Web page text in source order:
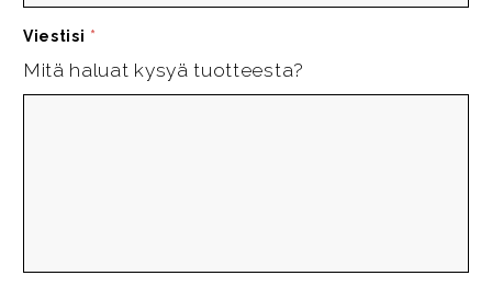
Viestisi *
Mitä haluat kysyä tuotteesta?